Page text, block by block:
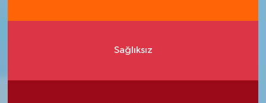
Sağlıksız